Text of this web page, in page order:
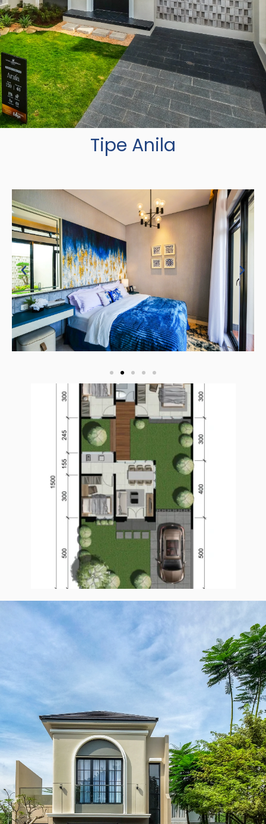
Tipe Anila